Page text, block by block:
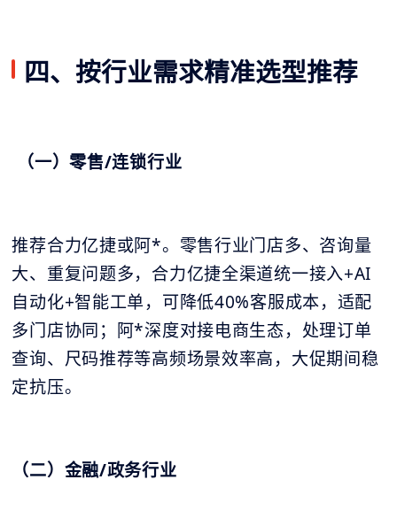
四、按行业需求精准选型推荐
（一）零售/连锁行业
推荐合力亿捷或阿*。零售行业门店多、咨询量
大、重复问题多，合力亿捷全渠道统一接入+AI
自动化+智能工单，可降低40%客服成本，适配
多门店协同；阿*深度对接电商生态，处理订单
查询、尺码推荐等高频场景效率高，大促期间稳
定抗压。
（二）金融/政务行业